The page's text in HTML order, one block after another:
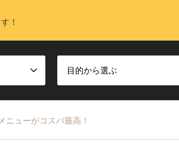
！
目的から選ぶ
ニューがコスパ最高！